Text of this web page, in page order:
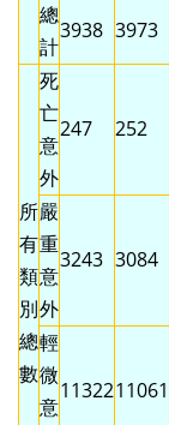
總
計
3938 3973
所
有
類
別
總
數
死
亡
意
外
247 252
嚴
重
意
外
3243 3084
輕
微
意
1132211061